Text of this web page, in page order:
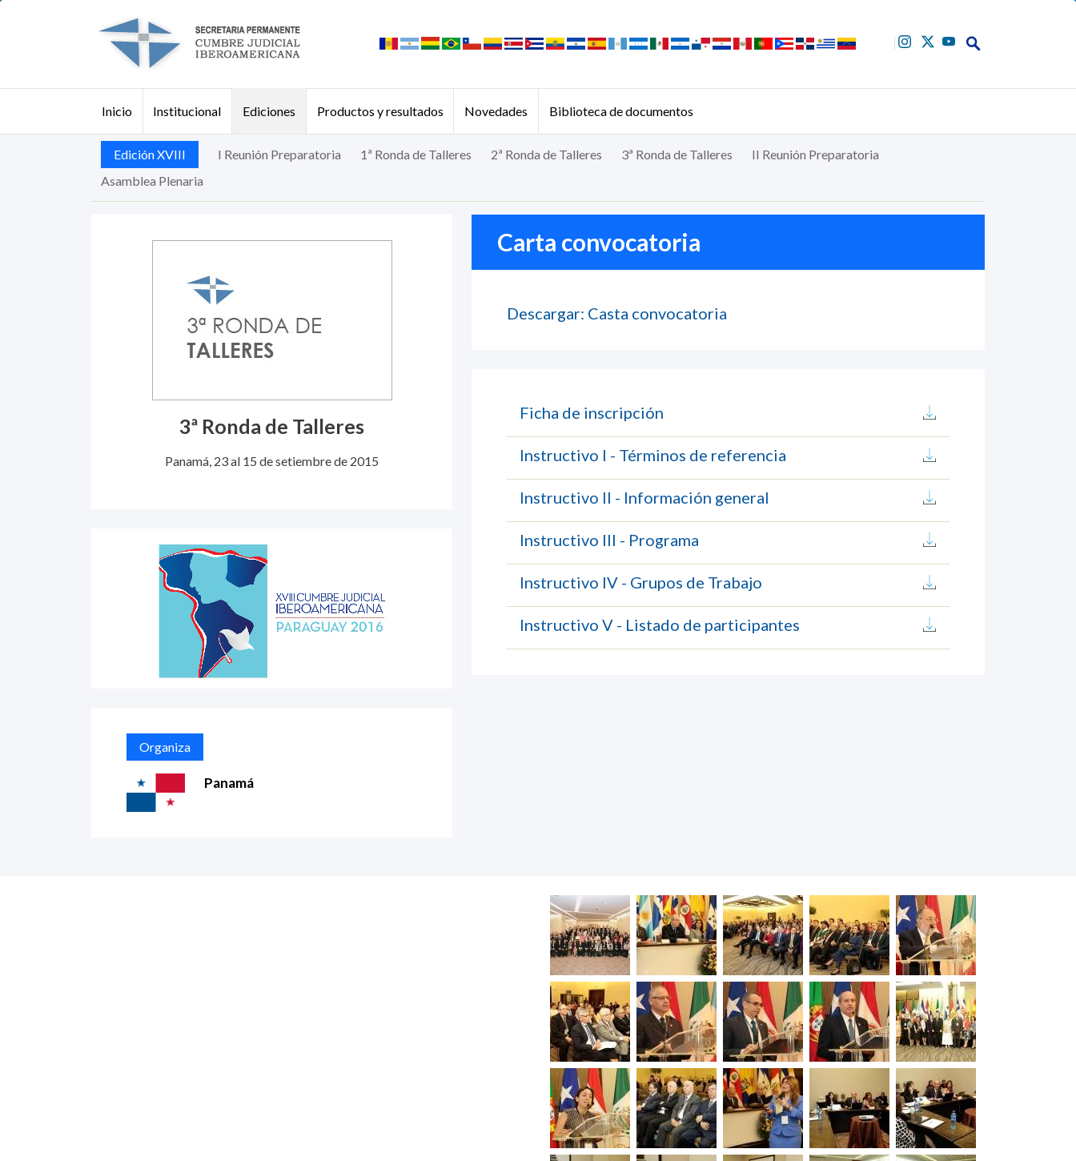
Buscar
Inicio Institucional Ediciones Productos y resultados Novedades Biblioteca de documentos
Edición XVIII I Reunión Preparatoria 1ª Ronda de Talleres 2ª Ronda de Talleres 3ª Ronda de Talleres
II Reunión Preparatoria
Asamblea Plenaria
3ª Ronda de Talleres
Panamá, 23 al 15 de setiembre de 2015
Organiza
Panamá
Carta convocatoria
Descargar: Casta convocatoria
Ficha de inscripción
Instructivo I - Términos de referencia
Instructivo II - Información general
Instructivo III - Programa
Instructivo IV - Grupos de Trabajo
Instructivo V - Listado de participantes